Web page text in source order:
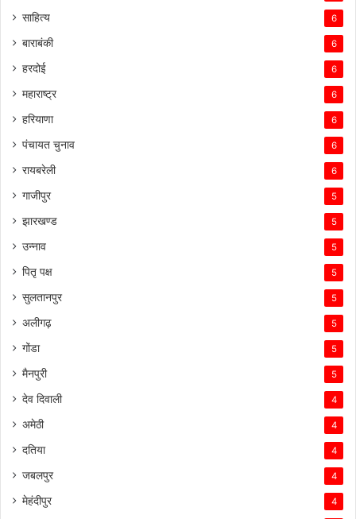
साहित्य 6
बाराबंकी 6
हरदोई 6
महाराष्ट्र 6
हरियाणा 6
पंचायत चुनाव 6
रायबरेली 6
गाजीपुर 5
झारखण्ड 5
उन्नाव 5
पितृ पक्ष 5
सुलतानपुर 5
अलीगढ़ 5
गोंडा 5
मैनपुरी 5
देव दिवाली 4
अमेठी 4
दतिया 4
जबलपुर 4
मेहंदीपुर 4